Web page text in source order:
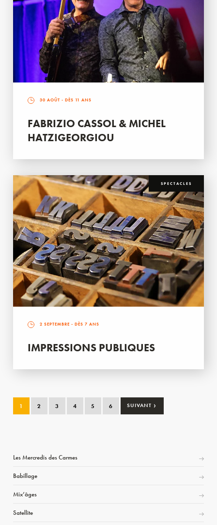
30 AOÛT - DÈS 11 ANS
FABRIZIO CASSOL & MICHEL
HATZIGEORGIOU
SPECTACLES
2 SEPTEMBRE - DÈS 7 ANS
IMPRESSIONS PUBLIQUES
1 2 3 4 5 6 SUIVANT ›
Les Mercredis des Carmes
Babillage
Mix’âges
Satellite